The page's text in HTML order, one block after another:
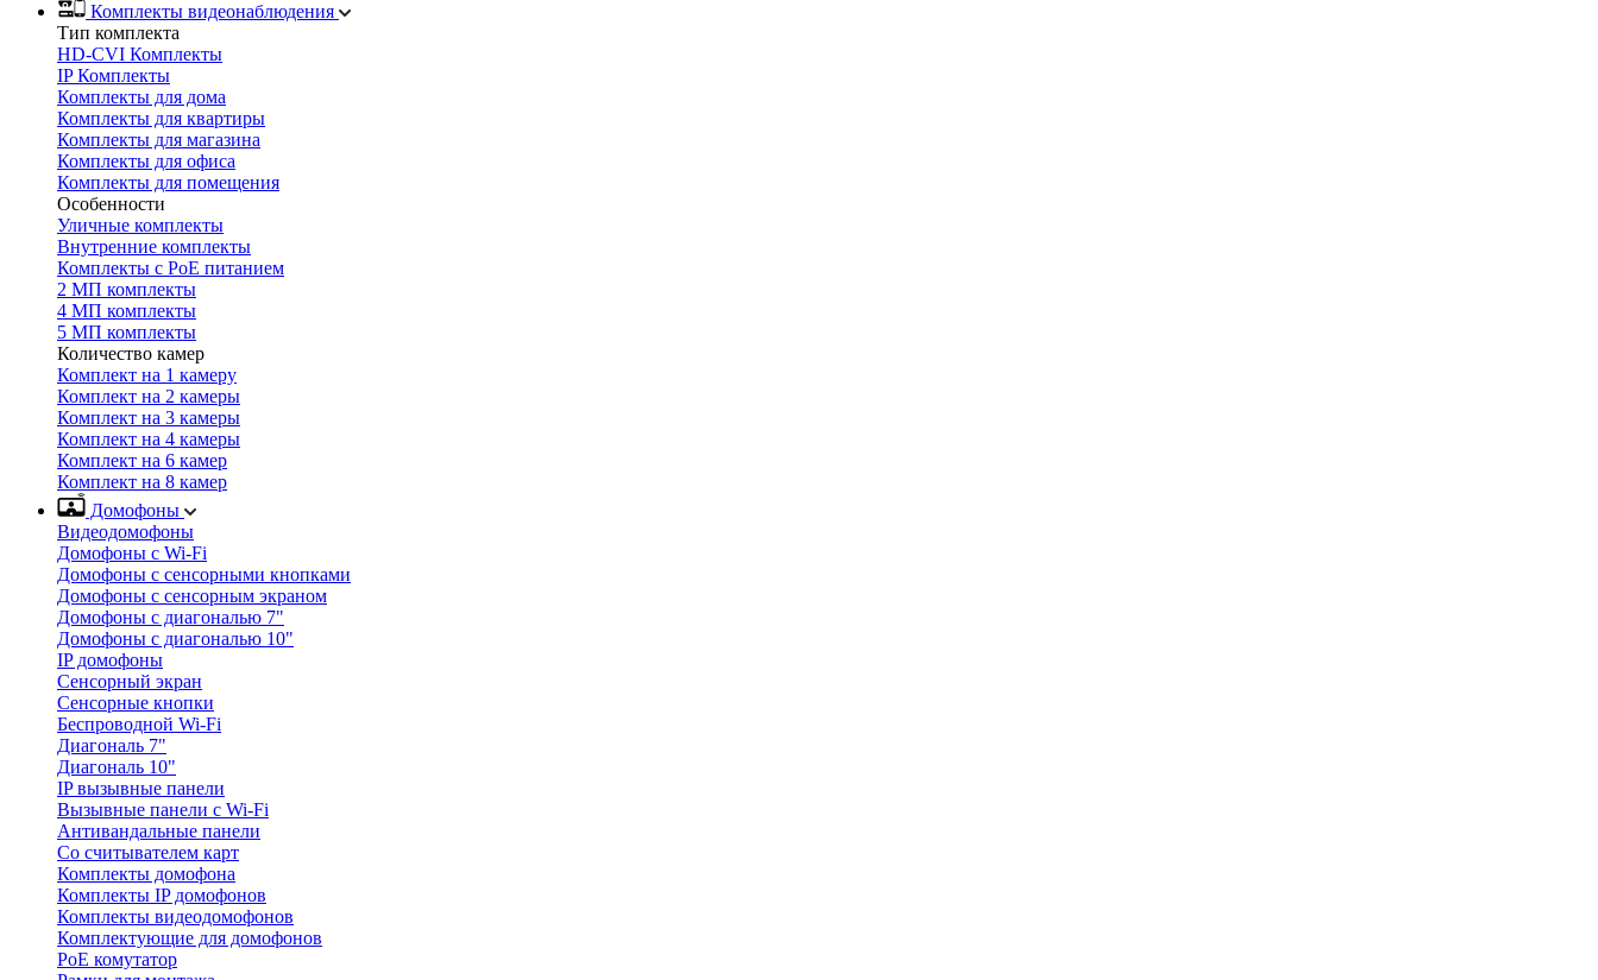
Комплекты видеонаблюдения
Тип комплекта
HD-CVI Комплекты
IP Комплекты
Комплекты для дома
Комплекты для квартиры
Комплекты для магазина
Комплекты для офиса
Комплекты для помещения
Особенности
Уличные комплекты
Внутренние комплекты
Комплекты с PoE питанием
2 МП комплекты
4 МП комплекты
5 МП комплекты
Количество камер
Комплект на 1 камеру
Комплект на 2 камеры
Комплект на 3 камеры
Комплект на 4 камеры
Комплект на 6 камер
Комплект на 8 камер
Домофоны
Видеодомофоны
Домофоны с Wi-Fi
Домофоны с сенсорными кнопками
Домофоны с сенсорным экраном
Домофоны с диагональю 7"
Домофоны с диагональю 10"
IP домофоны
Сенсорный экран
Сенсорные кнопки
Беспроводной Wi-Fi
Диагональ 7"
Диагональ 10"
IP вызывные панели
Вызывные панели с Wi-Fi
Антивандальные панели
Со считывателем карт
Комплекты домофона
Комплекты IP домофонов
Комплекты видеодомофонов
Комплектующие для домофонов
PoE комутатор